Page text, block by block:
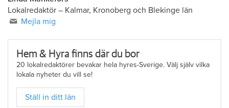
Lokalredaktör – Kalmar, Kronoberg och Blekinge län
Mejla mig
Hem & Hyra finns där du bor
20 lokalredaktörer bevakar hela hyres-Sverige. Välj själv vilka
lokala nyheter du vill se!
Ställ in ditt län